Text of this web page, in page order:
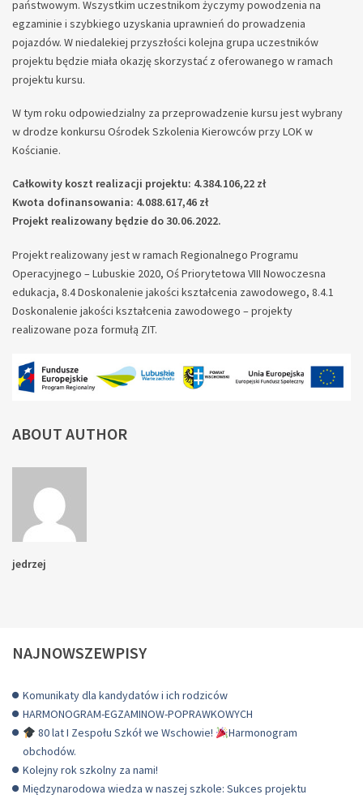
państwowym. Wszystkim uczestnikom życzymy powodzenia na
egzaminie i szybkiego uzyskania uprawnień do prowadzenia
pojazdów. W niedalekiej przyszłości kolejna grupa uczestników
projektu będzie miała okazję skorzystać z oferowanego w ramach
projektu kursu.
W tym roku odpowiedzialny za przeprowadzenie kursu jest wybrany
w drodze konkursu Ośrodek Szkolenia Kierowców przy LOK w
Kościanie.
Całkowity koszt realizacji projektu: 4.384.106,22 zł
Kwota dofinansowania: 4.088.617,46 zł
Projekt realizowany będzie do 30.06.2022.
Projekt realizowany jest w ramach Regionalnego Programu
Operacyjnego – Lubuskie 2020, Oś Priorytetowa VIII Nowoczesna
edukacja, 8.4 Doskonalenie jakości kształcenia zawodowego, 8.4.1
Doskonalenie jakości kształcenia zawodowego – projekty
realizowane poza formułą ZIT.
ABOUT AUTHOR
jedrzej
NAJNOWSZEWPISY
Komunikaty dla kandydatów i ich rodziców
HARMONOGRAM-EGZAMINOW-POPRAWKOWYCH
80 lat I Zespołu Szkół we Wschowie!
Harmonogram
obchodów.
Kolejny rok szkolny za nami!
Międzynarodowa wiedza w naszej szkole: Sukces projektu